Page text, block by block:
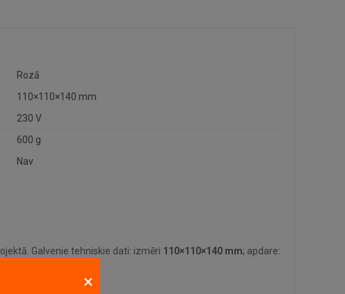
Rozā
110×110×140 mm
230 V
600 g
Nav
Galvenie tehniskie dati: izmēri 110×110×140 mm; apdare:
×